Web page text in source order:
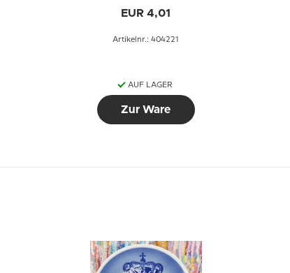
EUR 4,01
Artikelnr.: 404221
AUF LAGER
Zur Ware